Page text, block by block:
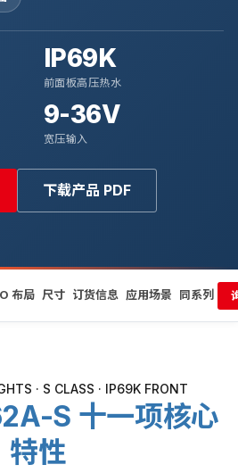
IP69K
前面板高压热水
9-36V
宽压输入
下载产品 PDF
布局 尺寸 订货信息 应用场景 同系列
· S CLASS · IP69K FRONT
S 十一项核心
特性